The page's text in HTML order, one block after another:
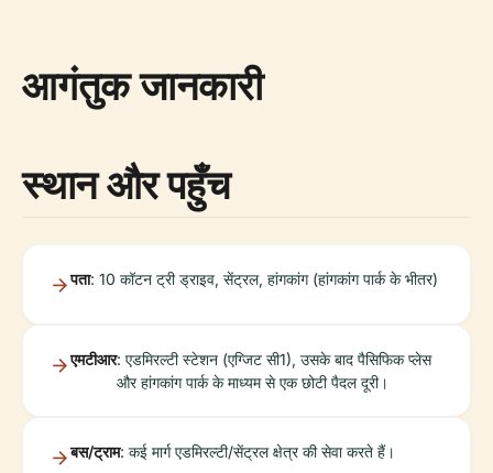
आगंतुक जानकारी
स्थान और पहुँच
पता: 10 कॉटन ट्री ड्राइव, सेंट्रल, हांगकांग (हांगकांग पार्क के भीतर)
एमटीआर: एडमिरल्टी स्टेशन (एग्जिट सी1), उसके बाद पैसिफिक प्लेस
और हांगकांग पार्क के माध्यम से एक छोटी पैदल दूरी।
बस/ट्राम: कई मार्ग एडमिरल्टी/सेंट्रल क्षेत्र की सेवा करते हैं।